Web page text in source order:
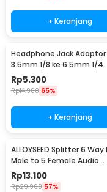
+ Keranjang
Headphone Jack Adaptor
3.5mm 1/8 ke 6.5mm 1/4
Stereo - PJ1652
Rp5.300
Rp14.900 65%
+ Keranjang
ALLOYSEED Splitter 6 Way
Male to 5 Female Audio
Earphone 3.5mm - JLT108
Rp13.100
Rp29.900 57%